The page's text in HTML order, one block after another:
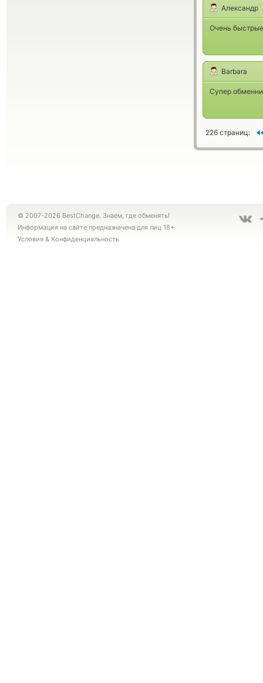
Александр
Очень
Barbara
Супер
226 страниц:
© 2007-2026 BestChange. Знаем, где обменять!
Информация на сайте предназначена для лиц 18+
Условия & Конфиденциальность